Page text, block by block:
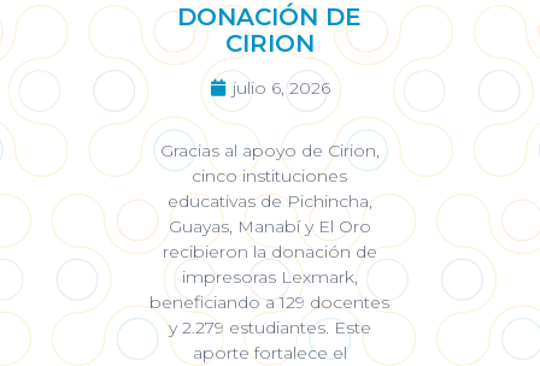
DONACIÓN DE
CIRION
julio 6, 2026
Gracias al apoyo de Cirion,
cinco instituciones
educativas de Pichincha,
Guayas, Manabí y El Oro
recibieron la donación de
impresoras Lexmark,
beneficiando a 129 docentes
y 2.279 estudiantes. Este
aporte fortalece el